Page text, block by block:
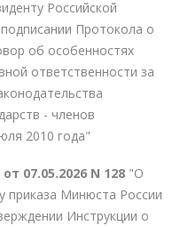
Российской
Протокола о
об особенностях
ответственности за
- членов
2010 года"
07.05.2026 N 128 "О
приказа Минюста России
Инструкции о